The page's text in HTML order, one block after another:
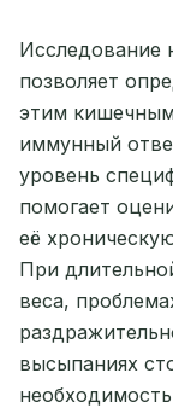
Исследование
позволяет
этим
иммунный
уровень
помогает
её
При
веса,
высыпаниях